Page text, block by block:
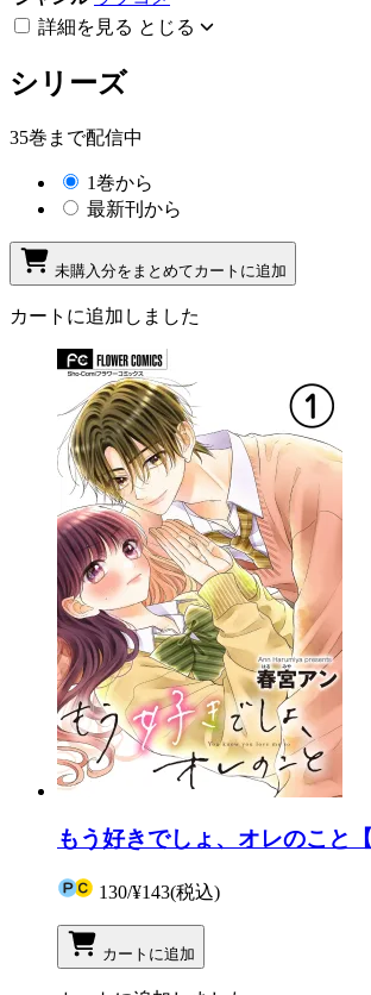
詳細を見る とじる
シリーズ
35巻まで配信中
1巻から
最新刊から
未購入分をまとめてカートに追加
カートに追加しました
もう好きでしょ、オレのこと
130/¥143(税込)
カートに追加